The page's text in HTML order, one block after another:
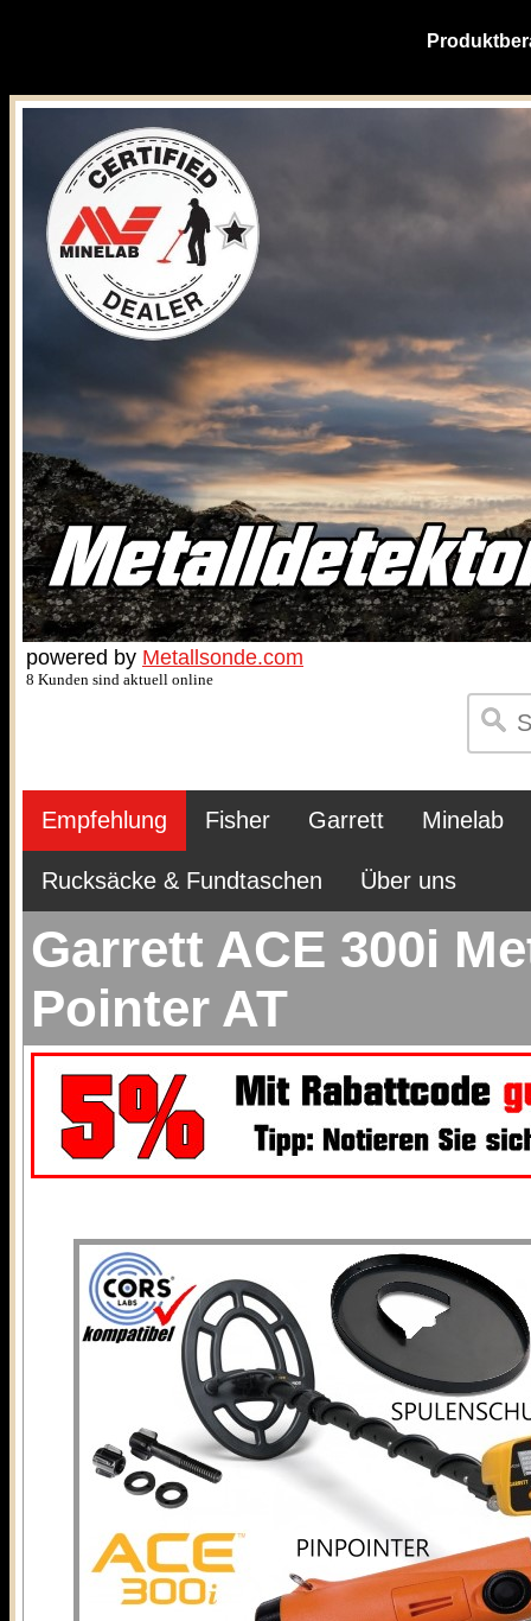
powered by Metallsonde.com
8 Kunden sind aktuell online
Empfehlung Fisher Garrett Minelab
Rucksäcke & Fundtaschen Über uns
Garrett ACE 300i
Pointer AT